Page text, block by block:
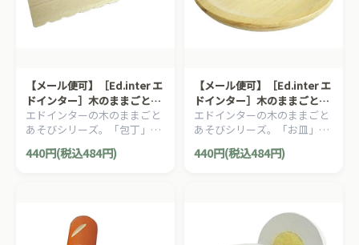
【メール便可】［Ed.inter エ
ドインター］木のままごとあ
そび 包丁、パンナイフ
エドインターの木のままごと
あそびシリーズ。「包丁」と
「パンナイフ」です。
440円(税込484円)
【メール便可】［Ed.inter エ
ドインター］木のままごとあ
そび お皿
エドインターの木のままごと
あそびシリーズ。「お皿」で
440円(税込484円)